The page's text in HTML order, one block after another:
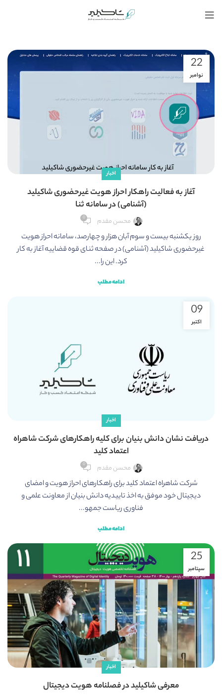
22
نوامبر
اخبار
آغاز به فعالیت راهکار احراز هویت غیرحضوری شاکیلید
(آشنامی) در سامانه ثنا
محسن مقدم 0
روز یکشنبه بیست و سوم آبان هزار و چهارصد، سامانه احراز هویت
غیرحضوری شاکیلید (آشنامی) در صفحه ثنای قوه قضاییه آغاز به کار
کرد. این را...
ادامه مطلب
09
اکتبر
اخبار
دریافت نشان دانش بنیان برای کلیه راهکارهای شرکت شاهراه
اعتماد کلید
محسن مقدم 0
شرکت شاهراه اعتماد کلید برای راهکارهای احراز هویت و امضای
دیجیتال خود موفق به اخذ تاییدیه دانش بنیان از معاونت علمی و
فناوری ریاست جمهو...
ادامه مطلب
25
سپتامبر
اخبار
معرفی شاکیلید در فصلنامه هویت دیجیتال